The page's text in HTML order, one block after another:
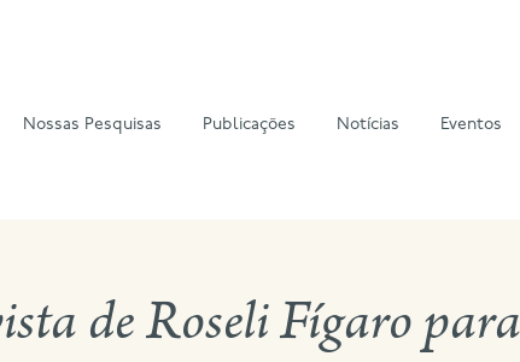
Nossas Pesquisas Publicações Notícias Eventos
de Roseli Fígaro